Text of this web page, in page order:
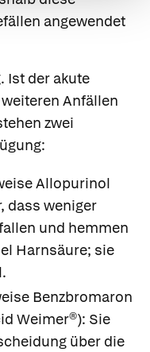
angewendet
Ist der akute
Anfällen
zwei
Allopurinol
dass weniger
und hemmen
Harnsäure; sie
Benzbromaron
Weimer®): Sie
über die